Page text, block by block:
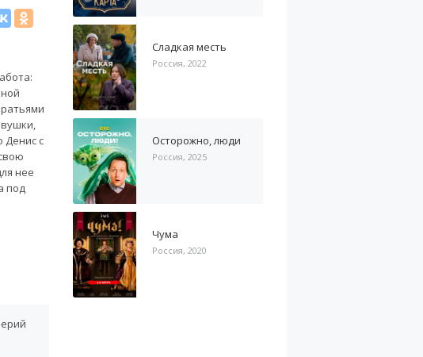
Денис с
нее
под
Сладкая месть
Россия, 2022
Осторожно, люди
Россия, 2025
Чума
Россия, 2020